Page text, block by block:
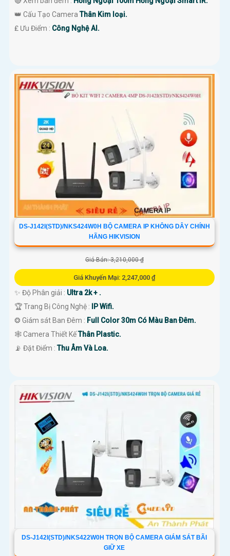
👑 Cấu Tạo CameraThân Kim loại.
️₤ Ưu Điểm : Công Nghệ AI.
DS-J142I(STD)/NKS424W0H BỘ CAMERA IP KHÔNG DÂY CHÍNH
HÃNG HIKVISION
Giá Bán: 3,210,000 ₫
Giá Khuyến Mại: 2,247,000 ₫
✨ Độ Phân giải : Ultra 2k + .
🏆 Trang Bị Công Nghệ :
IP Wifi.
❂ Giám sát Ban Đêm : Full Color 30m Có Màu Ban Ðêm.
🕸️ Camera Thiết KếThân Plastic.
️📡 Đặt Điểm :Thu Âm Và Loa.
DS-J142I(STD)/NKS422W0H TRỌN BỘ CAMERA GIÁM SÁT BÃI
GIỮ XE